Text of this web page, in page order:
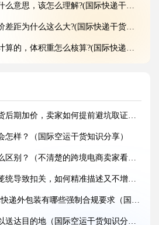
思，该怎么理解?(国际快递干货知识分享)
为什么这么大?(国际快递干货知识分享)
体积重怎么核算?(国际快递干货知识分享)
流有什么区别（国际快递干货知识分享）
还是纯空运更合适?(国际空运干货知识分享)
要做熏蒸吗?(国际空运干货知识分享)
以完成清关放行?(国际空运干货知识分享)
和到港费用差别在哪?(不清楚的外贸人看过来)
如何辨别虚高报价?(国际空运干货知识分享)
泡重节省运费?(国际空运干货知识分享)
，卖家如何提前避坑取证（跨境电商卖家必看篇）
怎样？（国际空运干货知识分享）
别？（不清楚的跨境电商卖家看过来）
如何精准描述又不增加税率（国际快递干货知识分享）
有哪些强制合规要求（国际快递干货知识分享）
达目的地（国际空运干货知识分享）